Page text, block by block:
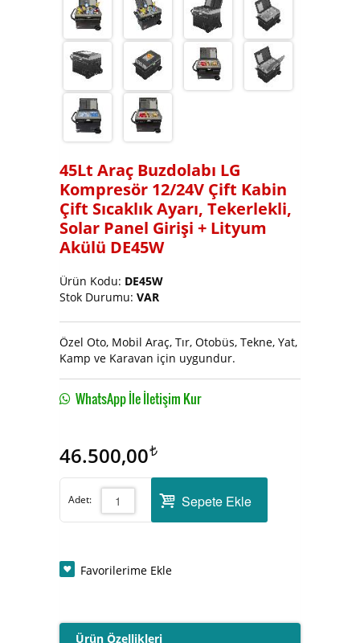
Soğutucu ve Buz Makinası
45Lt Araç Buzdolabı LG
Kompresör 12/24V Çift Kabin
Çift Sıcaklık Ayarı, Tekerlekli,
Solar Panel Girişi + Lityum
Akülü DE45W
Ürün Kodu: DE45W
Stok Durumu: VAR
Özel Oto, Mobil Araç, Tır, Otobüs, Tekne, Yat,
Kamp ve Karavan için uygundur.
WhatsApp İle İletişim Kur
46.500,00
Adet: Sepete Ekle
Favorilerime Ekle
Ürün Özellikleri